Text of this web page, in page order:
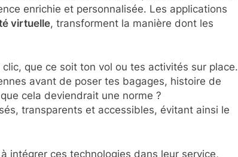
enrichie et personnalisée. Les applications
virtuelle, transforment la manière dont les
que ce soit ton vol ou tes activités sur place.
avant de poser tes bagages, histoire de
cela deviendrait une norme ?
transparents et accessibles, évitant ainsi le
à intégrer ces technologies dans leur service,